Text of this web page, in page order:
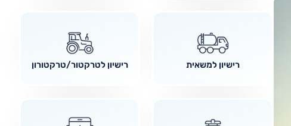
רישיון למשאית רישיון לטרקטור/טרקטורון